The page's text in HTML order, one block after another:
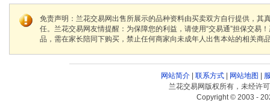
免责声明：兰花交易网出售所展示的品种资料由买卖双方自行提供，
任。兰花交易网友情提醒：为保障您的利益，请使用“交易通”担保交
品，需在家长陪同下购买，禁止任何商家向未成年人出售本站的相关商
网站简介| 联系方式| 网站地图
兰花交易网版权所有，未经许
Copyright © 2003 -